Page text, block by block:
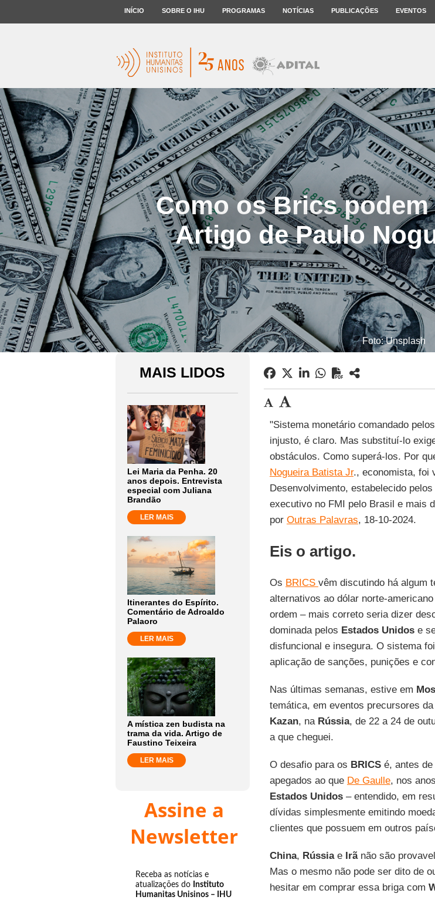
INÍCIO SOBRE O IHU PROGRAMAS NOTÍCIAS PUBLICAÇÕES EVENTOS
Como os Brics
Artigo de Paulo
Foto: Unsplash
MAIS LIDOS
Lei Maria da Penha. 20
anos depois. Entrevista
especial com Juliana
Brandão
LER MAIS
Itinerantes do Espírito.
Comentário de Adroaldo
Palaoro
LER MAIS
A mística zen budista na
trama da vida. Artigo de
Faustino Teixeira
LER MAIS
Assine a
Newsletter
Receba as notícias e
atualizações do Instituto
Humanitas Unisinos – IHU
"Sistema monetário comandado
injusto, é claro. Mas substituí-lo
obstáculos. Como superá-los. Por
Nogueira Batista Jr., economista, foi
Desenvolvimento, estabelecido pelos
executivo no FMI pelo Brasil e mais
por Outras Palavras, 18-10-2024.
Eis o artigo.
Os BRICS vêm discutindo há algum
alternativos ao dólar norte-
ordem – mais correto seria dizer
dominada pelos Estados Unidose
disfuncional e insegura. O sistema
aplicação de sanções, punições e
Nas últimas semanas, estive em
temática, em eventos precursores
Kazan, na Rússia, de 22 a 24 de
a que cheguei.
O desafio para os BRICSé, antes de
apegados ao que De Gaulle, nos
Estados Unidos– entendido, em
dívidas simplesmente emitindo
clientes que possuem em outros
China, Rússiae Irãnão são
Mas o mesmo não pode ser dito de
hesitar em comprar essa briga com